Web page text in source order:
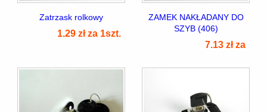
Zatrzask rolkowy
1.29 zł za 1szt.
ZAMEK NAKŁADANY DO
SZYB (406)
7.13 zł za